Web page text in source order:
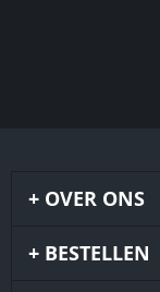
OVER ONS
BESTELLEN